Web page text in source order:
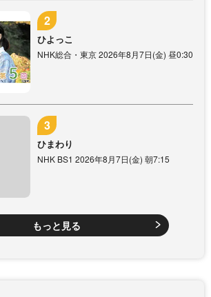
ひよっこ
NHK総合・東京 2026年8月7日(金) 昼0:30
ひまわり
NHK BS1 2026年8月7日(金) 朝7:15
もっと見る